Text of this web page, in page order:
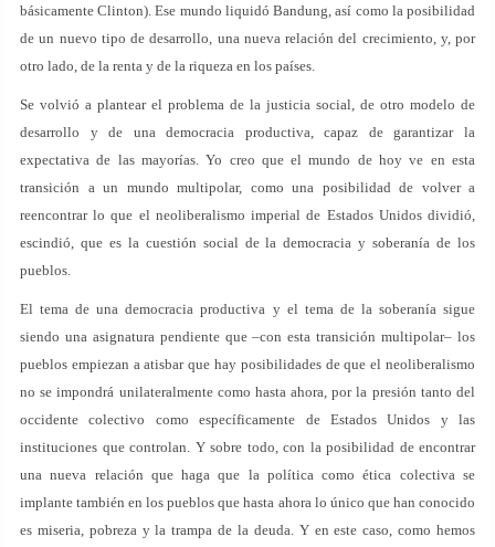
básicamente Clinton). Ese mundo liquidó Bandung, así como la posibilidad
de un nuevo tipo de desarrollo, una nueva relación del crecimiento, y, por
otro lado, de la renta y de la riqueza en los países.
Se volvió a plantear el problema de la justicia social, de otro modelo de
desarrollo y de una democracia productiva, capaz de garantizar la
expectativa de las mayorías. Yo creo que el mundo de hoy ve en esta
transición a un mundo multipolar, como una posibilidad de volver a
reencontrar lo que el neoliberalismo imperial de Estados Unidos dividió,
escindió, que es la cuestión social de la democracia y soberanía de los
pueblos.
El tema de una democracia productiva y el tema de la soberanía sigue
siendo una asignatura pendiente que ­–con esta transición multipolar– los
pueblos empiezan a atisbar que hay posibilidades de que el neoliberalismo
no se impondrá unilateralmente como hasta ahora, por la presión tanto del
occidente colectivo como específicamente de Estados Unidos y las
instituciones que controlan. Y sobre todo, con la posibilidad de encontrar
una nueva relación que haga que la política como ética colectiva se
implante también en los pueblos que hasta ahora lo único que han conocido
es miseria, pobreza y la trampa de la deuda. Y en este caso, como hemos